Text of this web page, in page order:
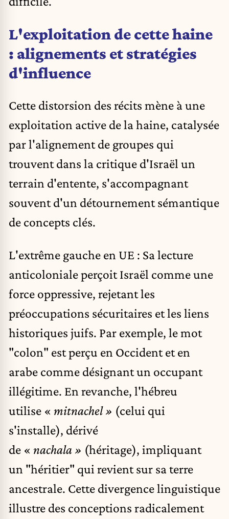
L'exploitation de cette haine
: alignements et stratégies
d'influence
Cette distorsion des récits mène à une
exploitation active de la haine, catalysée
par l'alignement de groupes qui
trouvent dans la critique d'Israël un
terrain d'entente, s'accompagnant
souvent d'un détournement sémantique
de concepts clés.
L'extrême gauche en UE : Sa lecture
anticoloniale perçoit Israël comme une
force oppressive, rejetant les
préoccupations sécuritaires et les liens
historiques juifs. Par exemple, le mot
"colon" est perçu en Occident et en
arabe comme désignant un occupant
illégitime. En revanche, l'hébreu
utilise « mitnachel » (celui qui
s'installe), dérivé
de « nachala » (héritage), impliquant
un "héritier" qui revient sur sa terre
ancestrale. Cette divergence linguistique
illustre des conceptions radicalement